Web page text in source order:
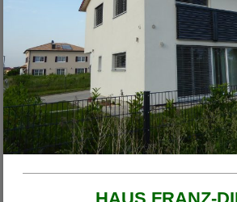
Unsere Projekte
2026
Haus am Ende
Anbau
Anbau
Haus Wirth -
Haus